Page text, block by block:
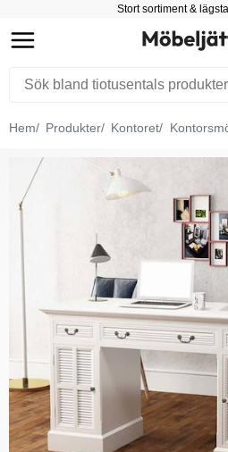
Stort sortiment &
Hem Produkter Kontoret